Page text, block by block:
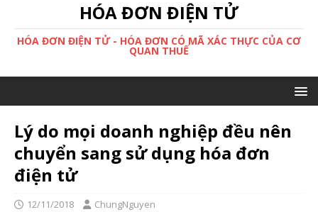
HÓA ĐƠN ĐIỆN TỬ
HÓA ĐƠN ĐIỆN TỬ - HÓA ĐƠN CÓ MÃ XÁC THỰC CỦA CƠ
QUAN THUẾ
Lý do mọi doanh nghiệp đều nên
chuyển sang sử dụng hóa đơn
điện tử
12/11/2018 ChungNguyen